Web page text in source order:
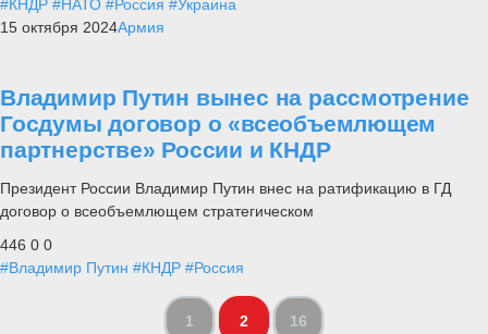
#КНДР #НАТО #Россия #Украина
15 октября 2024Армия
Владимир Путин вынес на рассмотрение
Госдумы договор о «всеобъемлющем
партнерстве» России и КНДР
Президент России Владимир Путин внес на ратификацию в ГД
договор о всеобъемлющем стратегическом
446 0 0
#Владимир Путин #КНДР #Россия
1 2 16